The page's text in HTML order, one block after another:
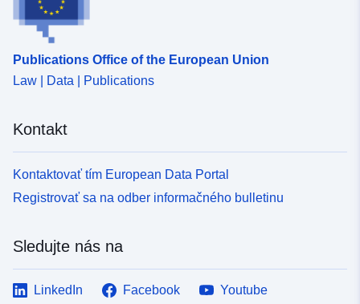
Publications Office of the European Union
Law | Data | Publications
Kontakt
Kontaktovať tím European Data Portal
Registrovať sa na odber informačného bulletinu
Sledujte nás na
LinkedIn Facebook
Youtube